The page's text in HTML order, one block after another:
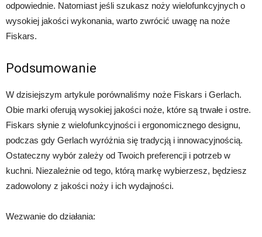
odpowiednie. Natomiast jeśli szukasz noży wielofunkcyjnych o
wysokiej jakości wykonania, warto zwrócić uwagę na noże
Fiskars.
Podsumowanie
W dzisiejszym artykule porównaliśmy noże Fiskars i Gerlach.
Obie marki oferują wysokiej jakości noże, które są trwałe i ostre.
Fiskars słynie z wielofunkcyjności i ergonomicznego designu,
podczas gdy Gerlach wyróżnia się tradycją i innowacyjnością.
Ostateczny wybór zależy od Twoich preferencji i potrzeb w
kuchni. Niezależnie od tego, którą markę wybierzesz, będziesz
zadowolony z jakości noży i ich wydajności.
Wezwanie do działania: